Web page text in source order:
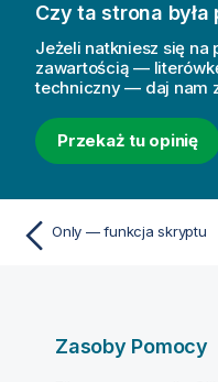
Czy ta strona była
Jeżeli natkniesz się na
zawartością —
techniczny — daj nam
Przekaż tu opinię
Only — funkcja skryptu
Zasoby Pomocy